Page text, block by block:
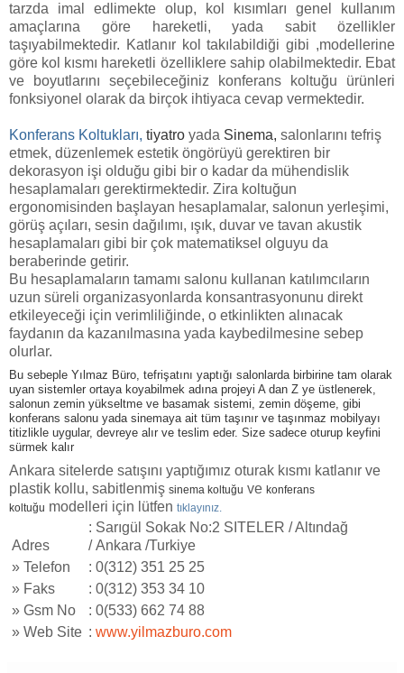
tarzda imal edlimekte olup, kol kısımları genel kullanım
amaçlarına göre hareketli, yada sabit özellikler
taşıyabilmektedir. Katlanır kol takılabildiği gibi ,modellerine
göre kol kısmı hareketli özelliklere sahip olabilmektedir. Ebat
ve boyutlarını seçebileceğiniz konferans koltuğu ürünleri
fonksiyonel olarak da birçok ihtiyaca cevap vermektedir.
Konferans Koltukları, tiyatro yada Sinema, salonlarını tefriş
etmek, düzenlemek estetik öngörüyü gerektiren bir
dekorasyon işi olduğu gibi bir o kadar da mühendislik
hesaplamaları gerektirmektedir. Zira koltuğun
ergonomisinden başlayan hesaplamalar, salonun yerleşimi,
görüş açıları, sesin dağılımı, ışık, duvar ve tavan akustik
hesaplamaları gibi bir çok matematiksel olguyu da
beraberinde getirir.
Bu hesaplamaların tamamı salonu kullanan katılımcıların
uzun süreli organizasyonlarda konsantrasyonunu direkt
etkileyeceği için verimliliğinde, o etkinlikten alınacak
faydanın da kazanılmasına yada kaybedilmesine sebep
olurlar.
Bu sebeple Yılmaz Büro, tefrişatını yaptığı salonlarda birbirine tam olarak
uyan sistemler ortaya koyabilmek adına projeyi A dan Z ye üstlenerek,
salonun zemin yükseltme ve basamak sistemi, zemin döşeme, gibi
konferans salonu yada sinemaya ait tüm taşınır ve taşınmaz mobilyayı
titizlikle uygular, devreye alır ve teslim eder. Size sadece oturup keyfini
sürmek kalır
Ankara sitelerde satışını yaptığımız oturak kısmı katlanır ve
plastik kollu, sabitlenmiş sinema koltuğu ve konferans
koltuğu modelleri için lütfen tıklayınız.
Adres
: Sarıgül Sokak No:2 SITELER / Altındağ
/ Ankara /Turkiye
» Telefon
: 0(312) 351 25 25
» Faks
: 0(312) 353 34 10
» Gsm No
: 0(533) 662 74 88
» Web Site : www.yilmazburo.com